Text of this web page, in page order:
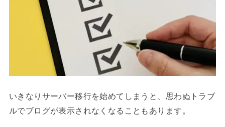
いきなりサーバー移行を始めてしまうと、思わぬトラブ
ルでブログが表示されなくなることもあります。